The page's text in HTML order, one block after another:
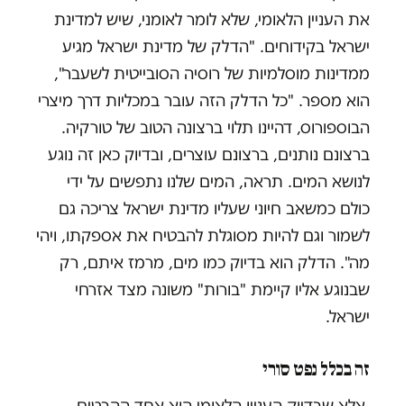
את העניין הלאומי, שלא לומר לאומני, שיש למדינת
ישראל בקידוחים. "הדלק של מדינת ישראל מגיע
ממדינות מוסלמיות של רוסיה הסובייטית לשעבר",
הוא מספר. "כל הדלק הזה עובר במכליות דרך מיצרי
הבוספורוס, דהיינו תלוי ברצונה הטוב של טורקיה.
ברצונם נותנים, ברצונם עוצרים, ובדיוק כאן זה נוגע
לנושא המים. תראה, המים שלנו נתפשים על ידי
כולם כמשאב חיוני שעליו מדינת ישראל צריכה גם
לשמור וגם להיות מסוגלת להבטיח את אספקתו, ויהי
מה". הדלק הוא בדיוק כמו מים, מרמז איתם, רק
שבנוגע אליו קיימת "בורות" משונה מצד אזרחי
ישראל.
זה בכלל נפט סורי